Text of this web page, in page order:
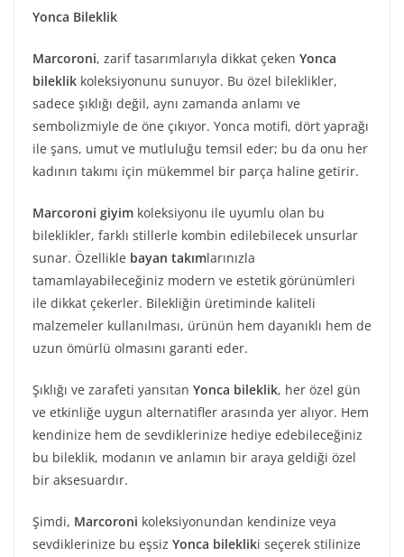
Yonca Bileklik
Marcoroni, zarif tasarımlarıyla dikkat çeken Yonca
bileklik koleksiyonunu sunuyor. Bu özel bileklikler,
sadece şıklığı değil, aynı zamanda anlamı ve
sembolizmiyle de öne çıkıyor. Yonca motifi, dört yaprağı
ile şans, umut ve mutluluğu temsil eder; bu da onu her
kadının takımı için mükemmel bir parça haline getirir.
Marcoroni giyim koleksiyonu ile uyumlu olan bu
bileklikler, farklı stillerle kombin edilebilecek unsurlar
sunar. Özellikle bayan takımlarınızla
tamamlayabileceğiniz modern ve estetik görünümleri
ile dikkat çekerler. Bilekliğin üretiminde kaliteli
malzemeler kullanılması, ürünün hem dayanıklı hem de
uzun ömürlü olmasını garanti eder.
Şıklığı ve zarafeti yansıtan Yonca bileklik, her özel gün
ve etkinliğe uygun alternatifler arasında yer alıyor. Hem
kendinize hem de sevdiklerinize hediye edebileceğiniz
bu bileklik, modanın ve anlamın bir araya geldiği özel
bir aksesuardır.
Şimdi, Marcoroni koleksiyonundan kendinize veya
sevdiklerinize bu eşsiz Yonca bilekliki seçerek stilinize